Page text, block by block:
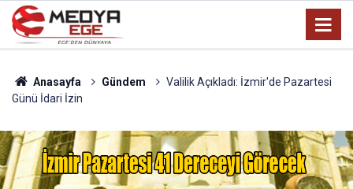
Anasayfa Gündem
Valilik Açıkladı: İzmir'de Pazartesi
Günü İdari İzin